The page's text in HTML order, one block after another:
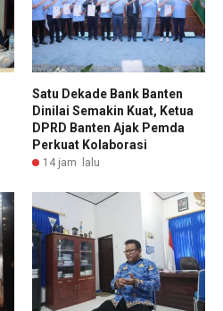
Satu Dekade Bank Banten
Dinilai Semakin Kuat, Ketua
DPRD Banten Ajak Pemda
Perkuat Kolaborasi
14 jam lalu